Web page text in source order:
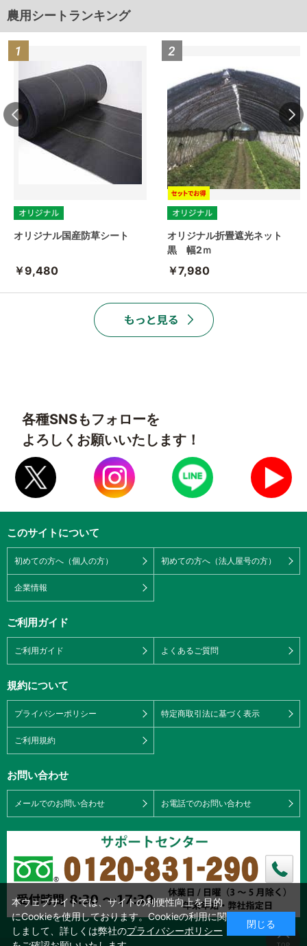
農用シートランキング
オリジナル国産防草シート
￥9,480
オリジナル折畳遮光ネット
黒 幅2ｍ
￥7,980
各種SNSもフォローを
よろしくお願いいたします！
このサイトについて
初めての方へ（個人の方） 初めての方へ（法人屋号の方）
企業情報
ご利用ガイド
ご利用ガイド よくあるご質問
規約について
プライバシーポリシー 特定商取引法に基づく表示
ご利用規約
お問い合わせ
メールでのお問い合わせ お電話でのお問い合わせ
本ウェブサイトでは、サイトの利便性向上を目的
にCookieを使用しております。Cookieの利用に関
しまして、詳しくは弊社のプライバシーポリシー
閉じる